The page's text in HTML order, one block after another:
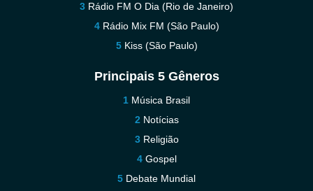
Rádio FM O Dia (Rio de Janeiro)
Rádio Mix FM (São Paulo)
Kiss (São Paulo)
Principais 5 Gêneros
Música Brasil
Notícias
Religião
Gospel
Debate Mundial